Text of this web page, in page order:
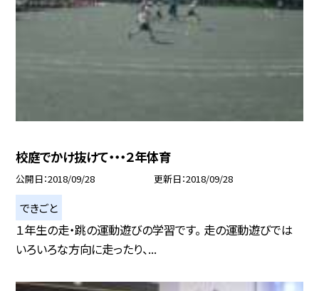
校庭でかけ抜けて・・・２年体育
公開日 2018/09/28 更新日 2018/09/28
できごと
１年生の走・跳の運動遊びの学習です。 走の運動遊びでは
いろいろな方向に走ったり、...